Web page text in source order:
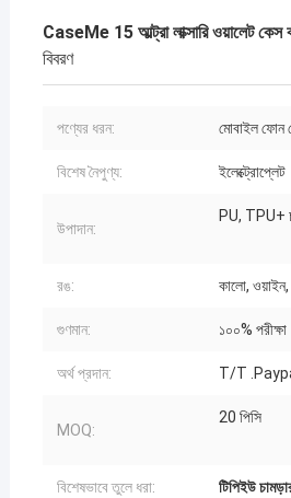
CaseMe 15 আল্ট্রা লাক্সারি ওয়ালেট
বিবরণ
পণ্যের ধরন: মোবাইল ফোন
বিশেষ নৈপুণ্য: ইলেক্ট্রোপ্লেট
উপাদান:
PU, TPU+
রঙ: কালো, ওয়াইন,
গুণমান: ১০০% পরীক্ষা
অর্থ প্রদান: T/T
MOQ:
20 পিসি
বিশেষভাবে তুলে ধরা: টিপিইউ